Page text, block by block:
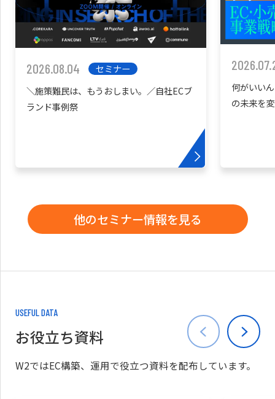
2026.08.04
セミナー
＼施策難民は、もうおしまい。／自社ECブ
ランド事例祭
何がいい
の未来を
他のセミナー情報を見る
USEFUL DATA
お役立ち資料
W2ではEC構築、運用で役立つ資料を配布しています。